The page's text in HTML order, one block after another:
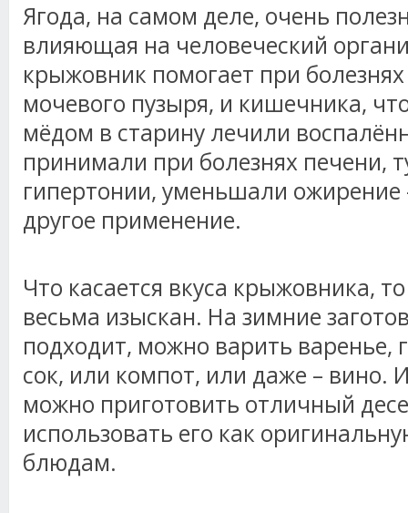
Ягода, на самом деле, очень
влияющая на человеческий
крыжовник помогает при
мочевого пузыря, и кишечника,
мёдом в старину лечили
принимали при болезнях печени,
гипертонии, уменьшали ожирение
другое применение.
Что касается вкуса крыжовника,
весьма изыскан. На зимние
подходит, можно варить варенье,
сок, или компот, или даже – вино.
можно приготовить отличный
использовать его как
блюдам.